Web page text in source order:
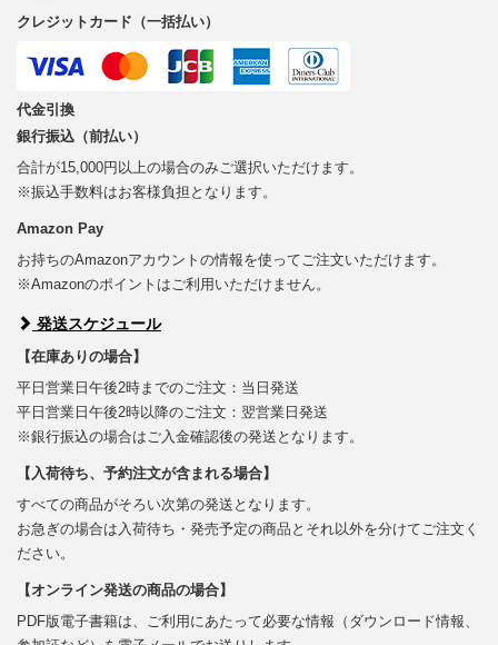
クレジットカード（一括払い）
代金引換
銀行振込（前払い）
合計が15,000円以上の場合のみご選択いただけます。
※振込手数料はお客様負担となります。
Amazon Pay
お持ちのAmazonアカウントの情報を使ってご注文いただけます。
※Amazonのポイントはご利用いただけません。
発送スケジュール
【在庫ありの場合】
平日営業日午後2時までのご注文：当日発送
平日営業日午後2時以降のご注文：翌営業日発送
※銀行振込の場合はご入金確認後の発送となります。
【入荷待ち、予約注文が含まれる場合】
すべての商品がそろい次第の発送となります。
お急ぎの場合は入荷待ち・発売予定の商品とそれ以外を分けてご注文く
ださい。
【オンライン発送の商品の場合】
PDF版電子書籍は、ご利用にあたって必要な情報（ダウンロード情報、